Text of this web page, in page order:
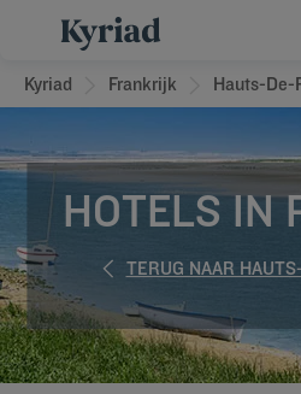
Kyriad Frankrijk Hauts-De-
HOTELS IN
TERUG NAAR